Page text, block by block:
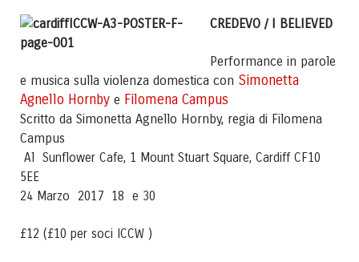
CREDEVO / I BELIEVED
Performance in parole
e musica sulla violenza domestica con Simonetta
Agnello Hornby e Filomena Campus
Scritto da Simonetta Agnello Hornby, regia di Filomena
Campus
Al Sunflower Cafe, 1 Mount Stuart Square, Cardiff CF10
5EE
24 Marzo 2017 18 e 30
£12 (£10 per soci ICCW )